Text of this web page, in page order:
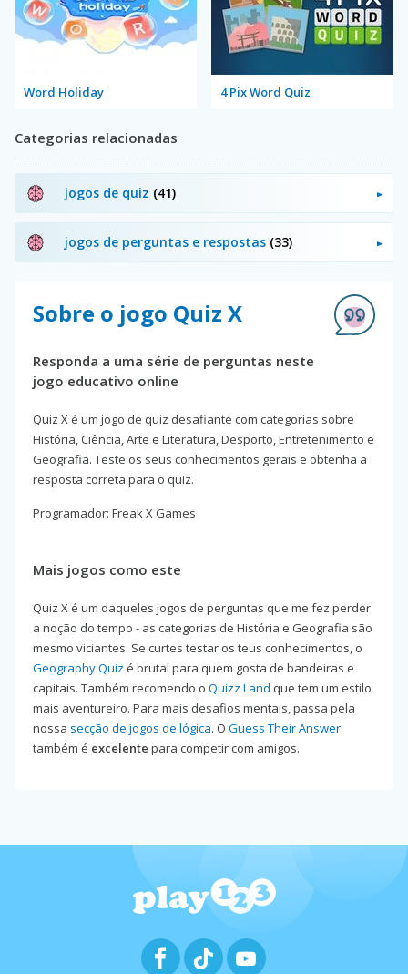
Word Holiday 4 Pix Word Quiz
Categorias relacionadas
jogos de quiz (41)
jogos de perguntas e respostas (33)
Sobre o jogo Quiz X
Responda a uma série de perguntas neste
jogo educativo online
Quiz X é um jogo de quiz desafiante com categorias sobre
História, Ciência, Arte e Literatura, Desporto, Entretenimento e
Geografia. Teste os seus conhecimentos gerais e obtenha a
resposta correta para o quiz.
Programador: Freak X Games
Mais jogos como este
Quiz X é um daqueles jogos de perguntas que me fez perder
a noção do tempo - as categorias de História e Geografia são
mesmo viciantes. Se curtes testar os teus conhecimentos, o
Geography Quiz é brutal para quem gosta de bandeiras e
capitais. Também recomendo o Quizz Land que tem um estilo
mais aventureiro. Para mais desafios mentais, passa pela
nossa secção de jogos de lógica. O Guess Their Answer
também é excelente para competir com amigos.